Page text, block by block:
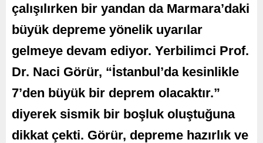
çalışılırken bir yandan da Marmara’daki
büyük depreme yönelik uyarılar
gelmeye devam ediyor. Yerbilimci Prof.
Dr. Naci Görür, “İstanbul’da kesinlikle
7’den büyük bir deprem olacaktır.”
diyerek sismik bir boşluk oluştuğuna
dikkat çekti. Görür, depreme hazırlık ve